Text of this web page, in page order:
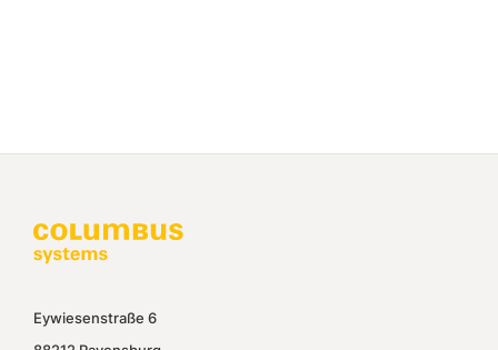
Eywiesenstraße 6